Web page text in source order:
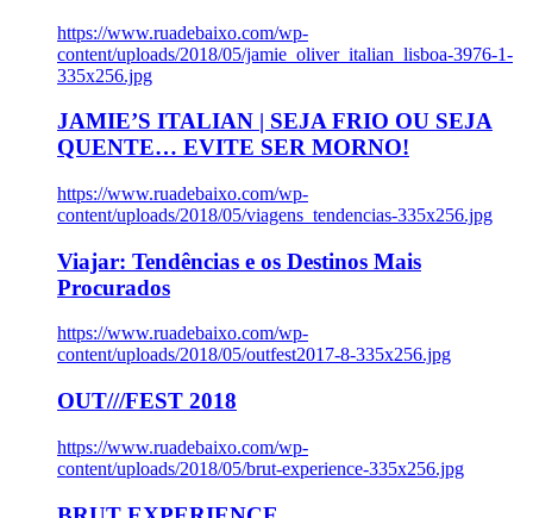
https://www.ruadebaixo.com/wp-
content/uploads/2018/05/jamie_oliver_italian_lisboa-3976-1-
335x256.jpg
JAMIE’S ITALIAN | SEJA FRIO OU SEJA
QUENTE… EVITE SER MORNO!
https://www.ruadebaixo.com/wp-
content/uploads/2018/05/viagens_tendencias-335x256.jpg
Viajar: Tendências e os Destinos Mais
Procurados
https://www.ruadebaixo.com/wp-
content/uploads/2018/05/outfest2017-8-335x256.jpg
OUT///FEST 2018
https://www.ruadebaixo.com/wp-
content/uploads/2018/05/brut-experience-335x256.jpg